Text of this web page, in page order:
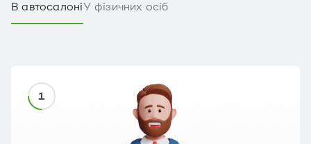
В автосалоніУ фізичних осіб